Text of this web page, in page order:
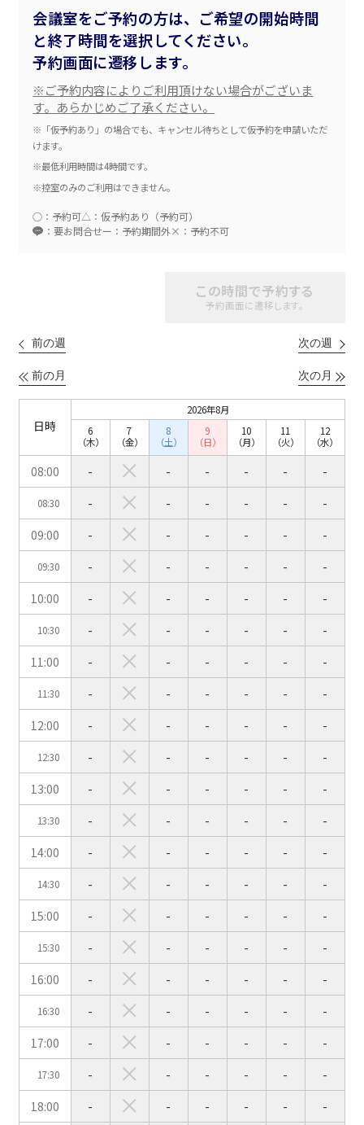
会議室をご予約の方は、ご希望の開始時間
と終了時間を選択してください。
予約画面に遷移します。
※ご予約内容によりご利用頂けない場合がございま
す。あらかじめご了承ください。
※「仮予約あり」の場合でも、キャンセル待ちとして仮予約を申請いただ
けます。
※最低利用時間は4時間です。
※控室のみのご利用はできません。
○：予約可△：仮予約あり（予約可）
：要お問合せー：予約期間外×：予約不可
この時間で予約する
予約画面に遷移します。
前の週 次の週
前の月 次の月
日時
2026年8月
6
（木）
7
（金）
8
（土）
9
（日）
10
（月）
11
（火）
12
（水）
08:00 - - - - - -
08:30 - - - - -
-
09:00
- - - - - -
09:30 - - - - -
-
10:00
- - - - - -
10:30 - - - - -
-
11:00
- - - - - -
11:30 - - - - -
-
12:00
- - - - - -
12:30 - - - - -
-
13:00
- - - - - -
13:30 - - - - -
-
14:00
- - - - - -
14:30 - - - - -
-
15:00
- - - - - -
15:30 - - - - -
-
16:00
- - - - - -
16:30 - - - - -
-
17:00
- - - - - -
17:30 - - - - -
-
18:00
- - - - - -
こちらの 会議室
の空室状況は
以下からお問合せください。
お電話でのお問合せ
03-3346-1396
受付時間 9:00～18:00（土日祝日・年末年始を除く）
WEBからのお問合せ
お問合せフォーム
エリア／施設※複数選択可能
新宿・高田馬場エリア
ベルサール新宿南口
ベルサール新宿グランド
新宿住友ホール
新宿住友ビル三角広場
ベルサール新宿セントラルパーク
ベルサール西新宿
秋葉原・神田・東京エリア
ベルサール八重洲
ベルサール東京日本橋
ベルサール秋葉原
ベルサール神田
飯田橋・九段・半蔵門・神保町エリア
ベルサール半蔵門
渋谷エリア
泉ガーデンギャラリー
ベルサール六本木グランドコンファレンスセンター
ベルサール六本木
汐留・御成門・芝公園エリア
ベルサール芝公園
ベルサール御成門タワー
ベルサール汐留
ベルサール東京汐留コンファレンスセンター
ベルサール三田ガーデン
有明・羽田エリア
東京ガーデンシアター
ベルサール有明コンファレンスセンター
ベルサール羽田空港
日時
日付／開始・終了時間から選ぶ
時間単位で選ぶ
人数／レイアウト
スクール
2名掛け
スクール
3名掛け
シアター
形式
口の字型 島型 T字島型
面積
会場の種類
イベントホール 会議室